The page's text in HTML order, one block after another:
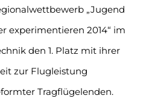
„Jugend
experimentieren 2014“ im
den 1. Platz mit ihrer
zur Flugleistung
Tragflügelenden.